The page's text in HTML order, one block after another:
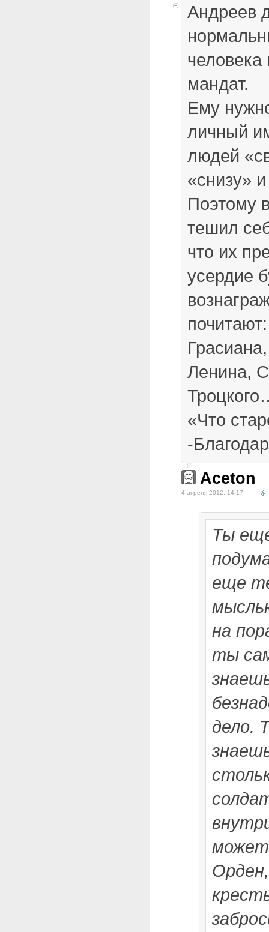
Андреев
человека
мандат.
Ему
личный
людей
«снизу»
Поэтому
тешил
что их
усердие
Ленина,
«Что
-
Aceton
4 апреля 2012, 14:17
Ты
еще
на
ты
дело.